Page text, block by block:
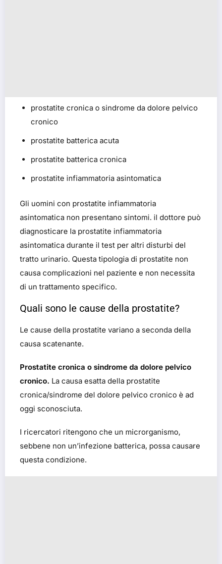
prostatite cronica o sindrome da dolore pelvico
cronico
prostatite batterica acuta
prostatite batterica cronica
prostatite infiammatoria asintomatica
Gli uomini con prostatite infiammatoria
asintomatica non presentano sintomi. il dottore può
diagnosticare la prostatite infiammatoria
asintomatica durante il test per altri disturbi del
tratto urinario. Questa tipologia di prostatite non
causa complicazioni nel paziente e non necessita
di un trattamento specifico.
Quali sono le cause della prostatite?
Le cause della prostatite variano a seconda della
causa scatenante.
Prostatite cronica o sindrome da dolore pelvico
cronico. La causa esatta della prostatite
cronica/sindrome del dolore pelvico cronico è ad
oggi sconosciuta.
I ricercatori ritengono che un microrganismo,
sebbene non un’infezione batterica, possa causare
questa condizione.